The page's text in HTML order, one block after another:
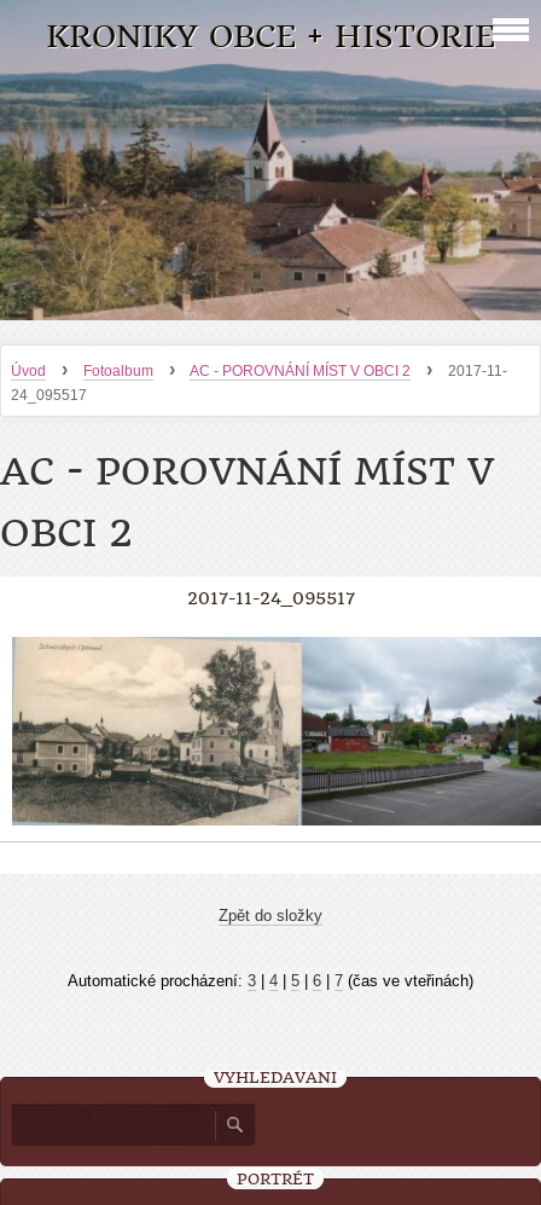
KRONIKY OBCE + HISTORIE
Úvod › Fotoalbum › AC - POROVNÁNÍ MÍST V OBCI 2 ›
2017-11-
24_095517
AC - POROVNÁNÍ MÍST V
OBCI 2
2017-11-24_095517
Zpět do složky
Automatické procházení: 3 4 5 6 7 (čas ve vteřinách)
VYHLEDÁVÁNÍ
PORTRÉT